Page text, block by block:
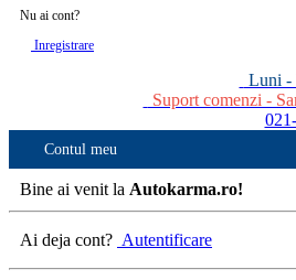
Nu ai cont?
Inregistrare
Luni -
Suport comenzi -
Contul meu
Bine ai venit la Autokarma.ro!
Ai deja cont? Autentificare